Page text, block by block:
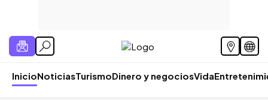
InicioNoticiasTurismoDinero y negociosVida